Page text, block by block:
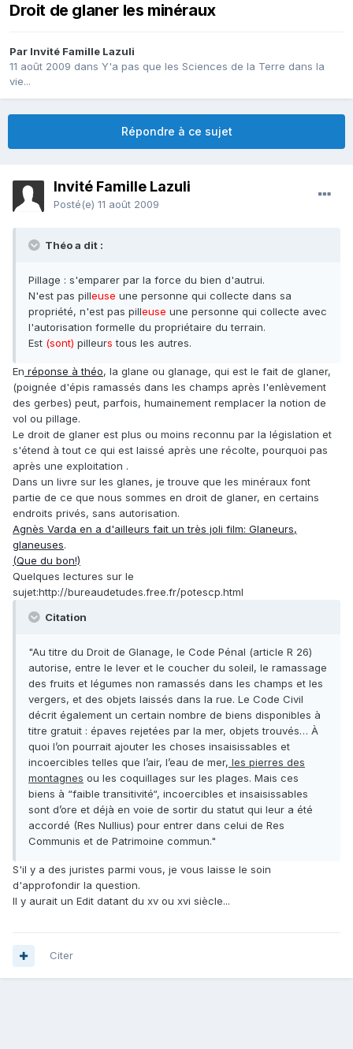
Droit de glaner les minéraux
Par Invité Famille Lazuli
11 août 2009 dans Y'a pas que les Sciences de la Terre dans la
vie...
Répondre à ce sujet
Invité Famille Lazuli
Posté(e) 11 août 2009
Théo a dit :
Pillage : s'emparer par la force du bien d'autrui.
N'est pas pilleuse une personne qui collecte dans sa
propriété, n'est pas pilleuse une personne qui collecte avec
l'autorisation formelle du propriétaire du terrain.
Est (sont) pilleurs tous les autres.
En réponse à théo, la glane ou glanage, qui est le fait de glaner,
(poignée d'épis ramassés dans les champs après l'enlèvement
des gerbes) peut, parfois, humainement remplacer la notion de
vol ou pillage.
Le droit de glaner est plus ou moins reconnu par la législation et
s'étend à tout ce qui est laissé après une récolte, pourquoi pas
après une exploitation .
Dans un livre sur les glanes, je trouve que les minéraux font
partie de ce que nous sommes en droit de glaner, en certains
endroits privés, sans autorisation.
Agnès Varda en a d'ailleurs fait un très joli film: Glaneurs,
glaneuses.
(Que du bon!)
Quelques lectures sur le
sujet:http://bureaudetudes.free.fr/potescp.html
Citation
"Au titre du Droit de Glanage, le Code Pénal (article R 26)
autorise, entre le lever et le coucher du soleil, le ramassage
des fruits et légumes non ramassés dans les champs et les
vergers, et des objets laissés dans la rue. Le Code Civil
décrit également un certain nombre de biens disponibles à
titre gratuit : épaves rejetées par la mer, objets trouvés… À
quoi l’on pourrait ajouter les choses insaisissables et
incoercibles telles que l’air, l’eau de mer, les pierres des
montagnes ou les coquillages sur les plages. Mais ces
biens à “faible transitivité“, incoercibles et insaisissables
sont d’ore et déjà en voie de sortir du statut qui leur a été
accordé (Res Nullius) pour entrer dans celui de Res
Communis et de Patrimoine commun."
S'il y a des juristes parmi vous, je vous laisse le soin
d'approfondir la question.
Il y aurait un Edit datant du xv ou xvi siècle...
Citer